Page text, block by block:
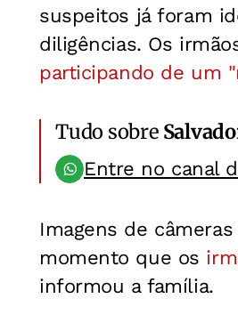
suspeitos já foram
diligências. Os
participando de um
Tudo sobre
Entre no canal
Imagens de
momento que os
informou a família.